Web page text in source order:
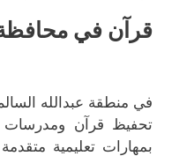
قرآن في
في منطقة عبدالله
تحفيظ قرآن ومدرسات
بمهارات تعليمية